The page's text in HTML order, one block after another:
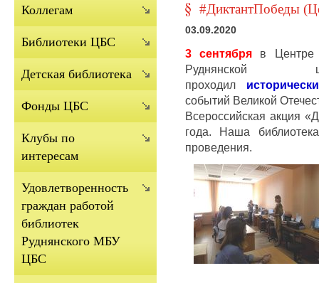
#ДиктантПобеды
03.09.2020
3 сентября в Центре
Руднянской
проходил
событий Великой
Всероссийская акция
года. Наша
проведения.
Коллегам
Библиотеки ЦБС
Детская библиотека
Фонды ЦБС
Клубы по
интересам
Удовлетворенность
граждан работой
библиотек
Руднянского МБУ
ЦБС